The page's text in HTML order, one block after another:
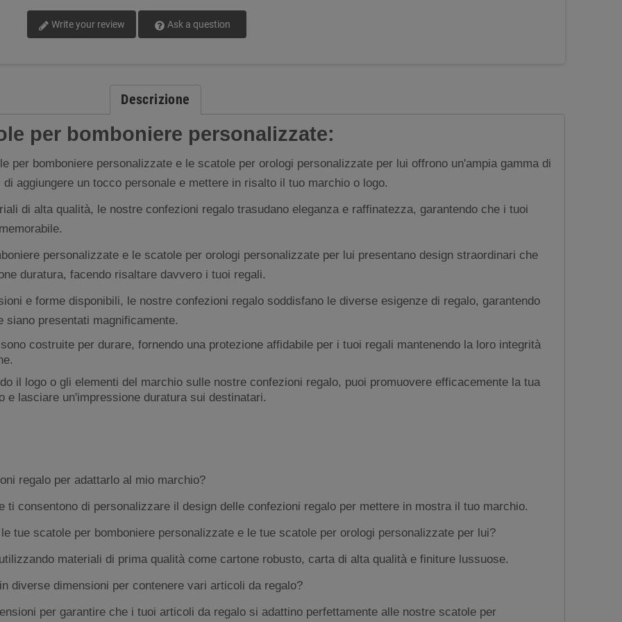
Write your review Ask a question
Descrizione
per bomboniere personalizzate:
per bomboniere personalizzate e le scatole per orologi personalizzate per lui offrono un'ampia gamma di
aggiungere un tocco personale e mettere in risalto il tuo marchio o logo.
di alta qualità, le nostre confezioni regalo trasudano eleganza e raffinatezza, garantendo che i tuoi
personalizzate e le scatole per orologi personalizzate per lui presentano design straordinari che
duratura, facendo risaltare davvero i tuoi regali.
e forme disponibili, le nostre confezioni regalo soddisfano le diverse esigenze di regalo, garantendo
presentati magnificamente.
costruite per durare, fornendo una protezione affidabile per i tuoi regali mantenendo la loro integrità
il logo o gli elementi del marchio sulle nostre confezioni regalo, puoi promuovere efficacemente la tua
lasciare un'impressione duratura sui destinatari.
regalo per adattarlo al mio marchio?
consentono di personalizzare il design delle confezioni regalo per mettere in mostra il tuo marchio.
tue scatole per bomboniere personalizzate e le tue scatole per orologi personalizzate per lui?
materiali di prima qualità come cartone robusto, carta di alta qualità e finiture lussuose.
diverse dimensioni per contenere vari articoli da regalo?
per garantire che i tuoi articoli da regalo si adattino perfettamente alle nostre scatole per